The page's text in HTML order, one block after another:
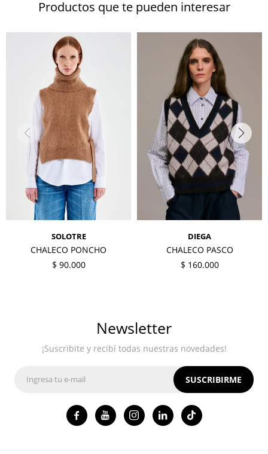
Productos que te pueden interesar
SOLOTRE
CHALECO PONCHO
$ 90.000
DIEGA
CHALECO PASCO
$ 160.000
Newsletter
¡Suscribite y recibí todas nuestras novedades!
SUSCRIBIRME
   